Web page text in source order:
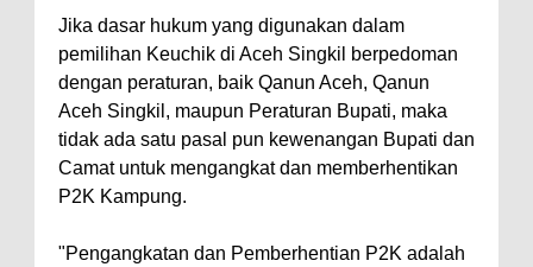
Jika dasar hukum yang digunakan dalam
pemilihan Keuchik di Aceh Singkil berpedoman
dengan peraturan, baik Qanun Aceh, Qanun
Aceh Singkil, maupun Peraturan Bupati, maka
tidak ada satu pasal pun kewenangan Bupati dan
Camat untuk mengangkat dan memberhentikan
P2K Kampung.
"Pengangkatan dan Pemberhentian P2K adalah